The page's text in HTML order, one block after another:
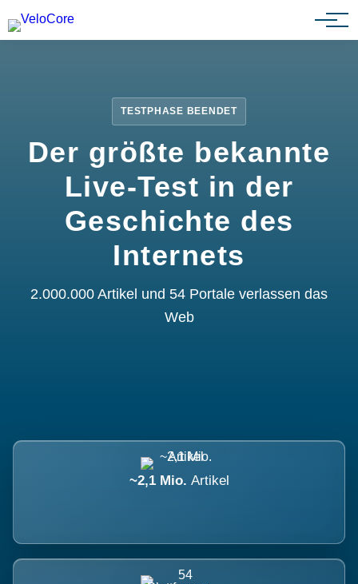
Partnerprogramm
TESTPHASE BEENDET
Der größte bekannte
Live-Test in der
Geschichte des
Internets
2.000.000 Artikel und 54 Portale verlassen das
Web
~2,1 Mio. Artikel